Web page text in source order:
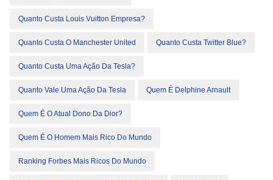
Quanto Custa Louis Vuitton Empresa?
Quanto Custa O Manchester United Quanto Custa Twitter Blue?
Quanto Custa Uma Ação Da Tesla?
Quanto Vale Uma Ação Da Tesla Quem É Delphine Arnault
Quem É O Atual Dono Da Dior?
Quem É O Homem Mais Rico Do Mundo
Ranking Forbes Mais Ricos Do Mundo